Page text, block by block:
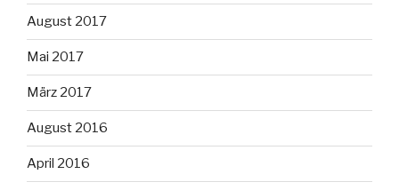
August 2017
Mai 2017
März 2017
August 2016
April 2016